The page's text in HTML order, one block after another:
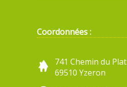
Coordonnées :
741 Chemin du Plat
69510 Yzeron